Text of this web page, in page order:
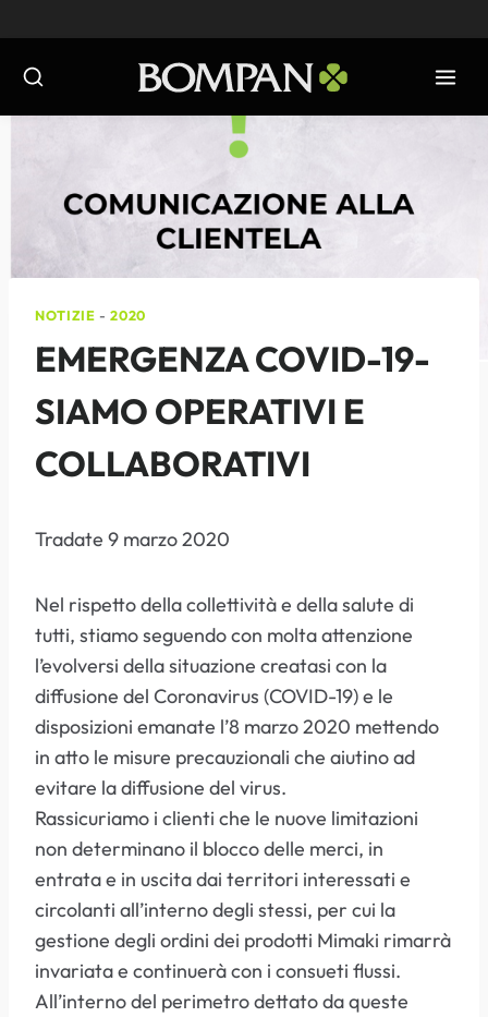
al
contenuto
NOTIZIE -2020
EMERGENZA COVID-19-
SIAMO OPERATIVI E
COLLABORATIVI
Tradate 9 marzo 2020
Nel rispetto della collettività e della salute di
tutti, stiamo seguendo con molta attenzione
l’evolversi della situazione creatasi con la
diffusione del Coronavirus (COVID-19) e le
disposizioni emanate l’8 marzo 2020 mettendo
in atto le misure precauzionali che aiutino ad
evitare la diffusione del virus.
Rassicuriamo i clienti che le nuove limitazioni
non determinano il blocco delle merci, in
entrata e in uscita dai territori interessati e
circolanti all’interno degli stessi, per cui la
gestione degli ordini dei prodotti Mimaki rimarrà
invariata e continuerà con i consueti flussi.
All’interno del perimetro dettato da queste